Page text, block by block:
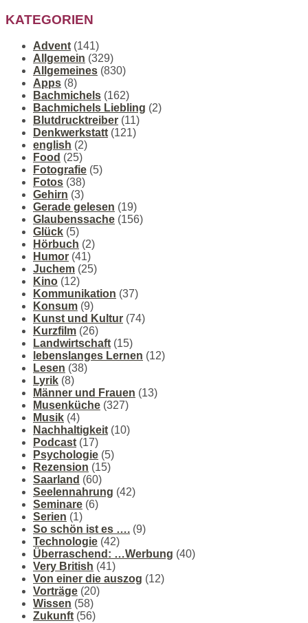
KATEGORIEN
Advent (141)
Allgemein (329)
Allgemeines (830)
Apps (8)
Bachmichels (162)
Bachmichels Liebling (2)
Blutdrucktreiber (11)
Denkwerkstatt (121)
english (2)
Food (25)
Fotografie (5)
Fotos (38)
Gehirn (3)
Gerade gelesen (19)
Glaubenssache (156)
Glück (5)
Hörbuch (2)
Humor (41)
Juchem (25)
Kino (12)
Kommunikation (37)
Konsum (9)
Kunst und Kultur (74)
Kurzfilm (26)
Landwirtschaft (15)
lebenslanges Lernen (12)
Lesen (38)
Lyrik (8)
Männer und Frauen (13)
Musenküche (327)
Musik (4)
Nachhaltigkeit (10)
Podcast (17)
Psychologie (5)
Rezension (15)
Saarland (60)
Seelennahrung (42)
Seminare (6)
Serien (1)
So schön ist es …. (9)
Technologie (42)
Überraschend: …Werbung (40)
Very British (41)
Von einer die auszog (12)
Vorträge (20)
Wissen (58)
Zukunft (56)